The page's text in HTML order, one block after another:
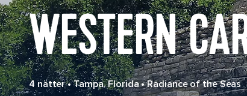
WESTERN
4 nätter•Tampa, Florida•Radiance of the Seas